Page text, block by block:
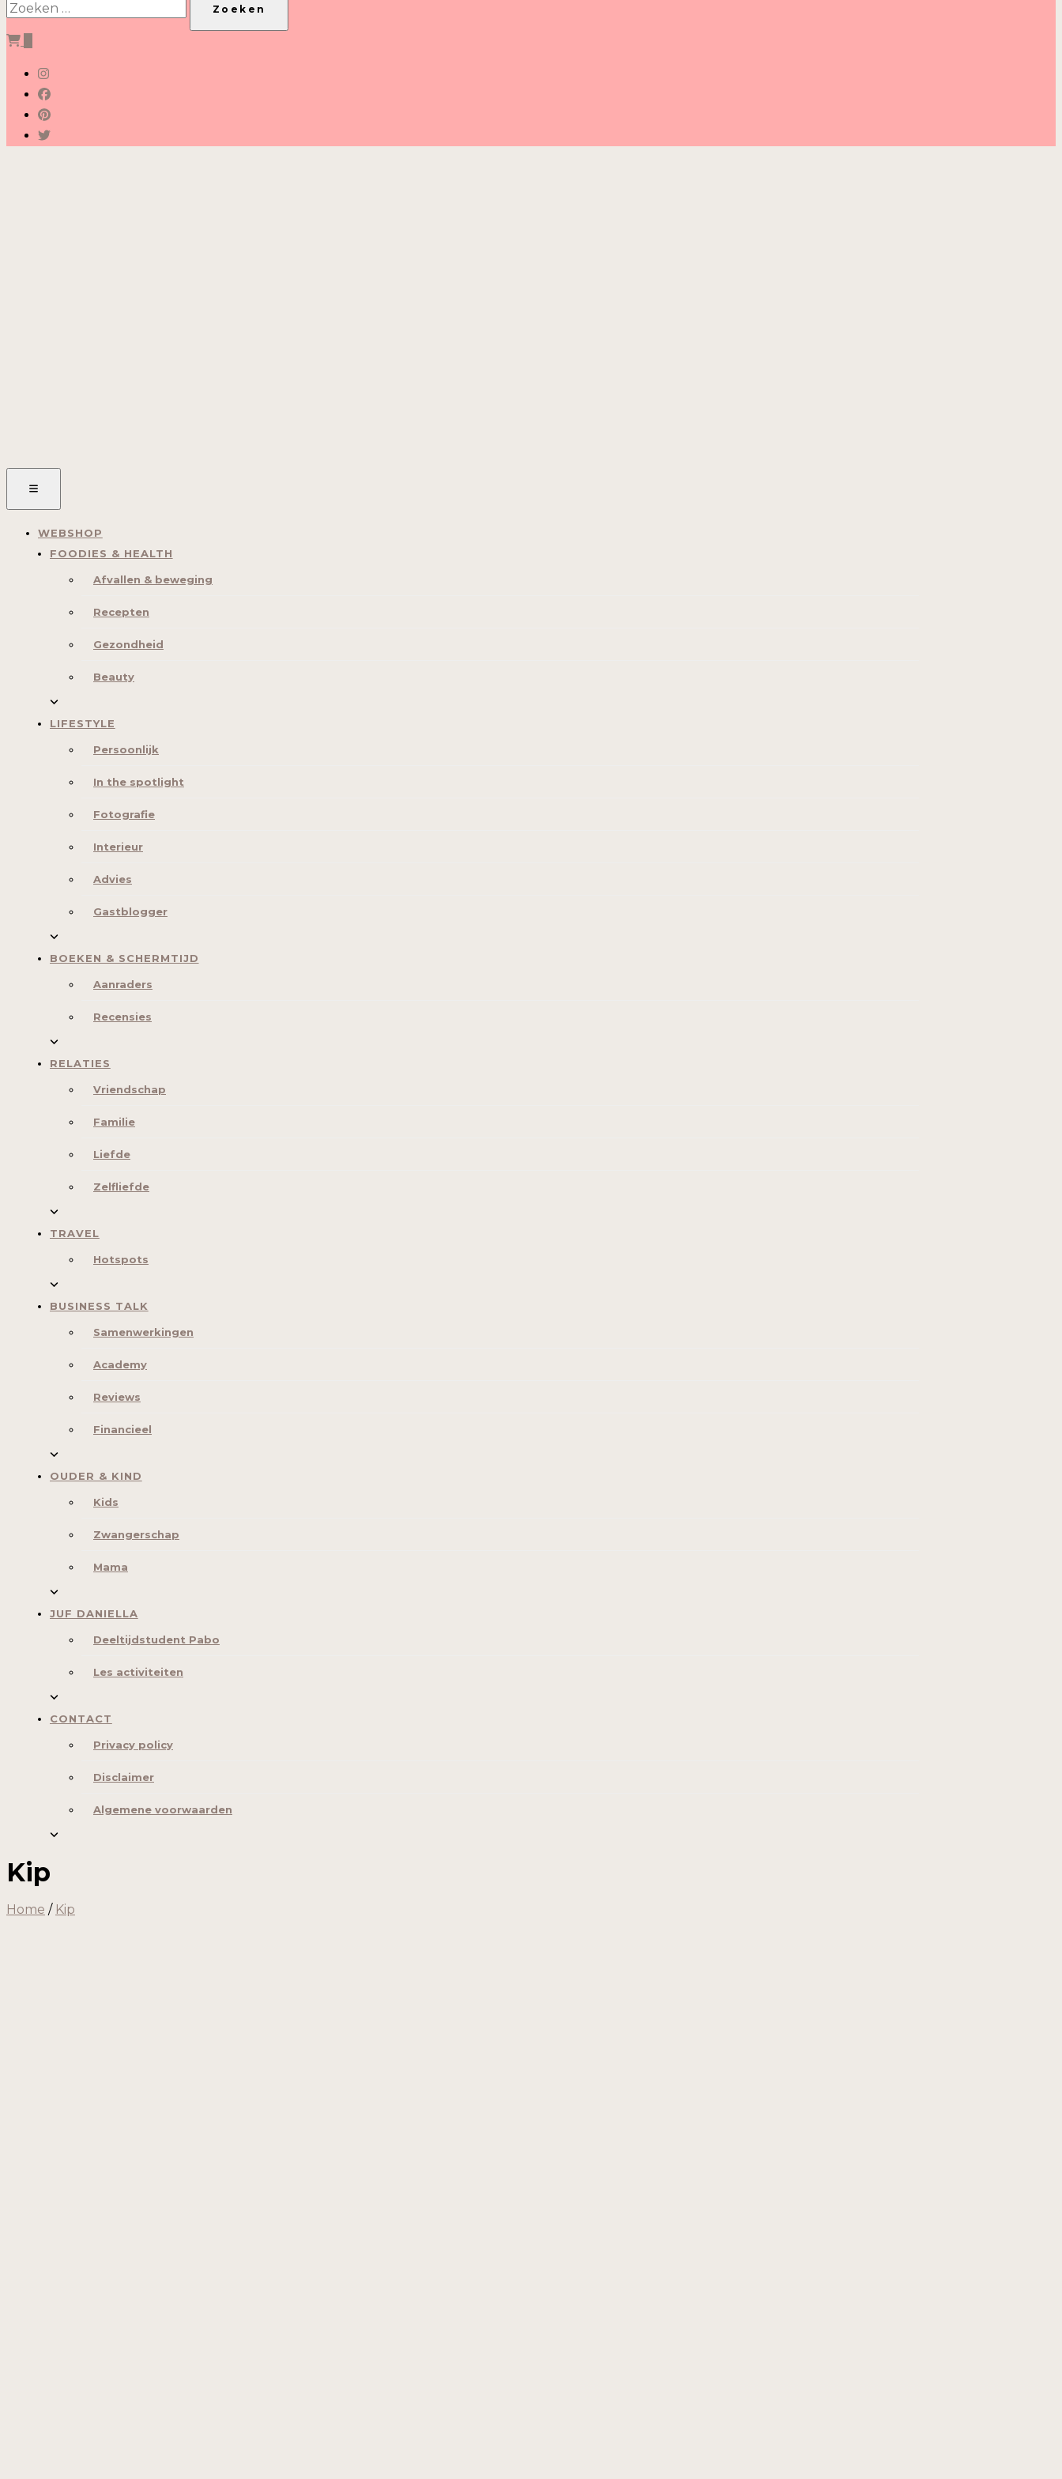
naar:
WEBSHOP
FOODIES & HEALTH
Afvallen & beweging
Recepten
Gezondheid
Beauty
LIFESTYLE
Persoonlijk
In the spotlight
Fotografie
Interieur
Advies
Gastblogger
BOEKEN & SCHERMTIJD
Aanraders
Recensies
RELATIES
Vriendschap
Familie
Liefde
Zelfliefde
TRAVEL
Hotspots
BUSINESS TALK
Samenwerkingen
Academy
Reviews
Financieel
OUDER & KIND
Kids
Zwangerschap
Mama
JUF DANIELLA
Deeltijdstudent Pabo
Les activiteiten
CONTACT
Privacy policy
Disclaimer
Algemene voorwaarden
Kip
Home / Kip